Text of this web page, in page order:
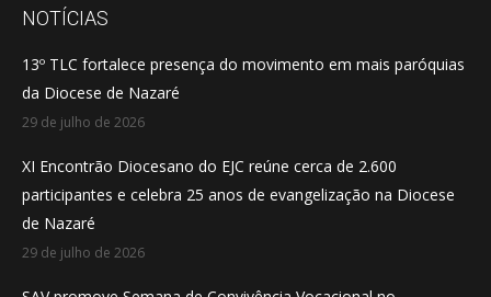
opens
new
window
opens
new
window
opens
new
window
NOTÍCIAS
13º TLC fortalece presença do movimento em mais paróquias
da Diocese de Nazaré
29 de julho de 2026
XI Encontrão Diocesano do EJC reúne cerca de 2.600
participantes e celebra 25 anos de evangelização na Diocese
de Nazaré
29 de julho de 2026